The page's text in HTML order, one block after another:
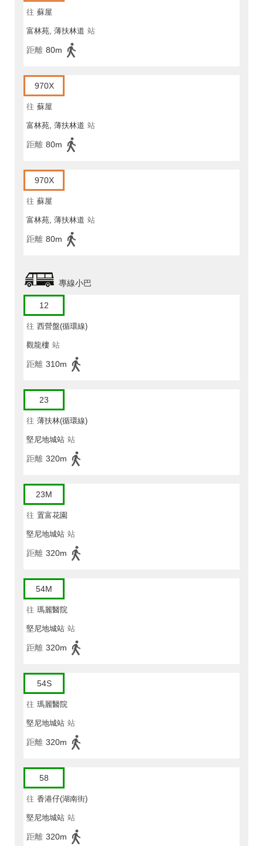
往 蘇屋
富林苑, 薄扶林道 站
距離 80m
970X
往 蘇屋
富林苑, 薄扶林道 站
距離 80m
970X
往 蘇屋
富林苑, 薄扶林道 站
距離 80m
專線小巴
12
往 西營盤(循環線)
觀龍樓 站
距離 310m
23
往 薄扶林(循環線)
堅尼地城站 站
距離 320m
23M
往 置富花園
堅尼地城站 站
距離 320m
54M
往 瑪麗醫院
堅尼地城站 站
距離 320m
54S
往 瑪麗醫院
堅尼地城站 站
距離 320m
58
往 香港仔(湖南街)
堅尼地城站 站
距離 320m